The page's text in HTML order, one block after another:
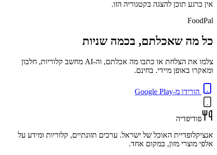
אין כרגע תוכן להצגה בקטגוריה הזו.
FoodPal
כל מה שאכלתם, בכמה שניות
צלמו את הצלחת או כתבו מה אכלתם, וה-AI מחשב קלוריות, חלבון
ומאקרו באופן מיידי. בחינם.
הורידו מ-Google Play
פודיפדיה
אנציקלופדיית האוכל של ישראל. ערכים תזונתיים, קלוריות ומידע על
אלפי מוצרי מזון, במקום אחד.